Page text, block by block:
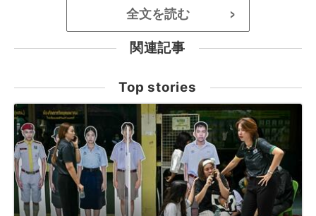
全文を読む >
関連記事
Top stories